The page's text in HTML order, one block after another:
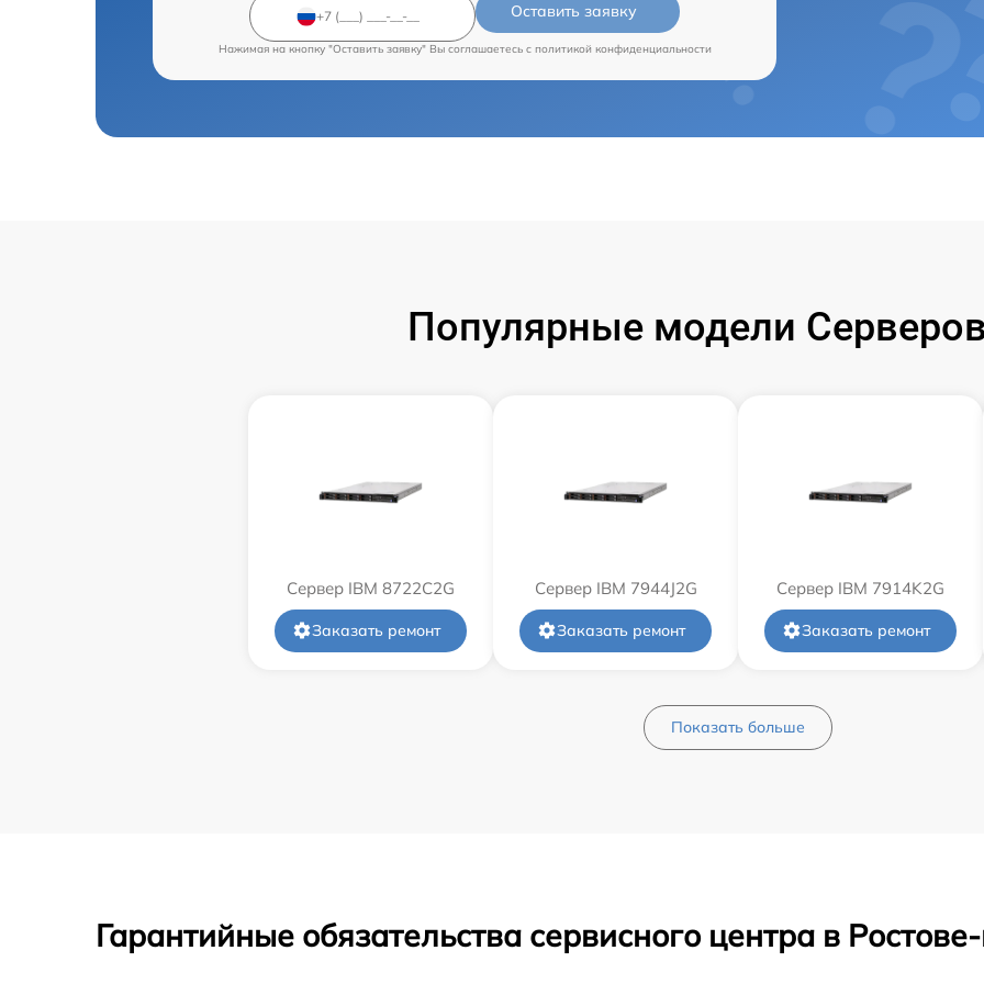
Оставить заявку
Нажимая на кнопку "Оставить заявку" Вы соглашаетесь c политикой конфиденциальности
Популярные модели
Сервер IBM 8722C2G
Заказать ремонт
Сервер IBM 7944J2G
Заказать ремонт
Сервер IBM 7914K2G
Заказать ремонт
Показать больше
Гарантийные обязательства сервисного центра в